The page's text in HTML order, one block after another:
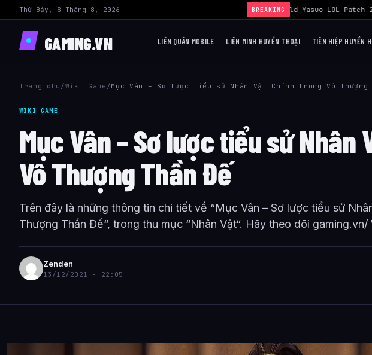
Thứ Bảy, 8 Tháng 8, 2026 BREAKING
› Build Yasuo LOL Patch
GAMING.VN LIÊN QUÂN MOBILE LIÊN MINH HUYỀN THOẠI TIÊN HIỆP HUYỀN
Trang chu /Wiki Game /Mục Vân – Sơ lược tiểu sử Nhân Vật Chính trong Vô Thượng
WIKI GAME
Mục Vân – Sơ lược tiểu sử Nhân
Vô Thượng Thần Đế
Trên đây là những thông tin chi tiết về “Mục Vân – Sơ lược tiểu sử
Thượng Thần Đế“, trong thu mục “Nhân Vật“. Hãy theo dõi gaming.vn/
Zenden
13/12/2021 - 22:05